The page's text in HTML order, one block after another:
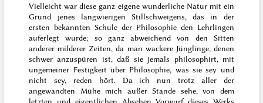
Vielleicht war dieseganz eigenewunderliche Natur mit ein
Grund jenes langwierigen Stillschweigens, das in der
ersten bekannten Schule der Philosophie den Lehrlingen
auferlegt wurde; so ganz abweichend von den Sitten
anderer milderer Zeiten, da man wackere Jünglinge, denen
schwer anzuspüren ist, daß sie jemals philosophirt, mit
ungemeiner Festigkeit über Philosophie, was sie sey und
nicht sey, reden hört. Da ich nun trotz aller der
angewandten Mühe mich außer Stande sehe, von dem
letzten und eigentlichen AbsehenVorwurfdieses Werks